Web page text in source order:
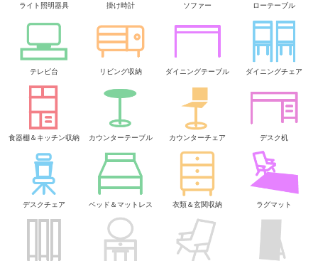
ライト照明器具 掛け時計 ソファー ローテーブル
テレビ台 リビング収納 ダイニングテーブル ダイニングチェア
食器棚＆キッチン収納 カウンターテーブル カウンターチェア デスク机
デスクチェア ベッド＆マットレス 衣類＆玄関収納 ラグマット